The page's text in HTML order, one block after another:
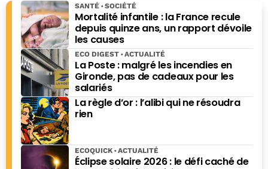
Mortalité infantile : la France recule
depuis quinze ans, un rapport dévoile
les causes
SANTÉ SOCIÉTÉ
La Poste : malgré les incendies en
Gironde, pas de cadeaux pour les
salariés
ECO DIGEST ACTUALITÉ
La règle d’or : l’alibi qui ne résoudra
rien
Éclipse solaire 2026 : le défi caché de
ECOQUICK ACTUALITÉ